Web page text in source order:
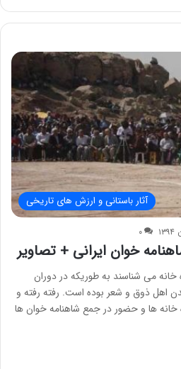
آثار باستانی و ارزش های تاریخی
۰
خوان ایرانی + تصاویر
خانه می شناسند به طوریکه در دوران
اهل ذوق و شعر بوده است. رفته رفته و
خانه ها و حضور در جمع شاهنامه خوان ها